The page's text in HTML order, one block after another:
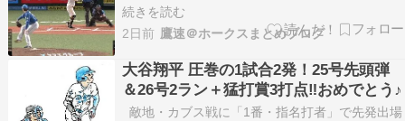
続きを読む
2日前 鷹速＠ホークスまとめブログ
大谷翔平 圧巻の1試合2発！25号先頭弾
＆26号2ラン＋猛打賞3打点‼おめでとう♪
敵地・カブス戦に「1番・指名打者」で先発出場